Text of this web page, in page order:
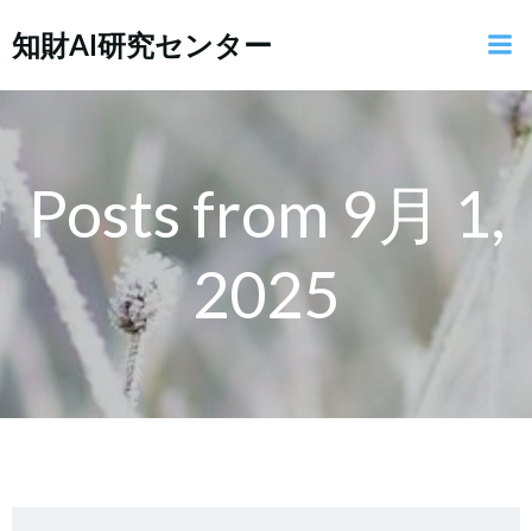
ン
ン
キ
ッ
プ
知財AI研究センター
Posts from 9月 1,
2025